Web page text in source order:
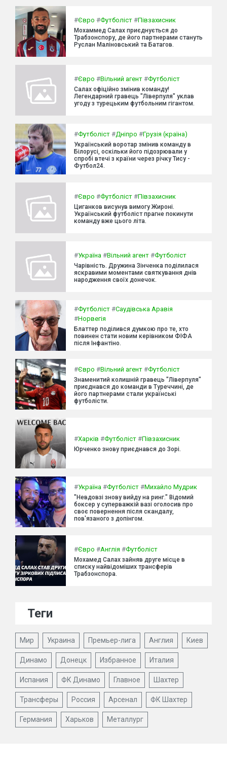
#Євро #Футболіст #Півзахисник
Мохаммед Салах приєднується до
Трабзонспору, де його партнерами стануть
Руслан Маліновський та Батагов.
#Євро #Вільний агент #Футболіст
Салах офіційно змінив команду!
Легендарний гравець "Ліверпуля" уклав
угоду з турецьким футбольним гігантом.
#Футболіст #Дніпро #Грузія (країна)
Український воротар змінив команду в
Білорусі, оскільки його підозрювали у
спробі втечі з країни через річку Тису -
Футбол24.
#Євро #Футболіст #Півзахисник
Циганков висунув вимогу Жироні.
Український футболіст прагне покинути
команду вже цього літа.
#Україна #Вільний агент #Футболіст
Чарівність. Дружина Зінченка поділилася
яскравими моментами святкування днів
народження своїх донечок.
#Футболіст #Саудівська Аравія
#Норвегія
Блаттер поділився думкою про те, хто
повинен стати новим керівником ФІФА
після Інфантіно.
#Євро #Вільний агент #Футболіст
Знаменитий колишній гравець "Ліверпуля"
приєднався до команди в Туреччині, де
його партнерами стали українські
футболісти.
#Харків #Футболіст #Півзахисник
Юрченко знову приєднався до Зорі.
#Україна #Футболіст #Михайло Мудрик
"Невдовзі знову вийду на ринг." Відомий
боксер у суперважкій вазі оголосив про
своє повернення після скандалу,
пов'язаного з допінгом.
#Євро #Англія #Футболіст
Мохамед Салах зайняв друге місце в
списку найвідоміших трансферів
Трабзонспора.
Теги
Мир Украина Премьер-лига Англия Киев
Динамо Донецк Избранное Италия
Испания ФК Динамо Главное Шахтер
Трансферы Россия Арсенал ФК Шахтер
Германия Харьков Металлург